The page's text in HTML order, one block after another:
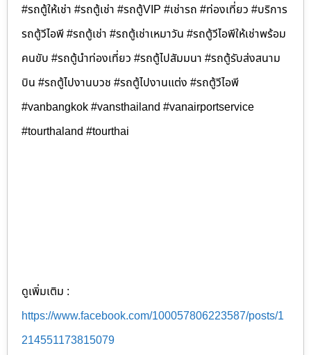
#รถตู้ให้เช่า #รถตู้เช่า #รถตู้VIP #เช่ารถ #ท่องเที่ยว #บริการ
รถตู้วีไอพี #รถตู้เช่า #รถตู้เช่าเหมาวัน #รถตู้วีไอพีให้เช่าพร้อม
คนขับ #รถตู้นำท่องเที่ยว #รถตู้ไปสัมมนา #รถตู้รับส่งสนาม
บิน #รถตู้ไปงานบวช #รถตู้ไปงานแต่ง #รถตู้วีไอพี
#vanbangkok #vansthailand #vanairportservice
#tourthaland #tourthai
ดูเพิ่มเติม :
https://www.facebook.com/100057806223587/posts/1
214551173815079